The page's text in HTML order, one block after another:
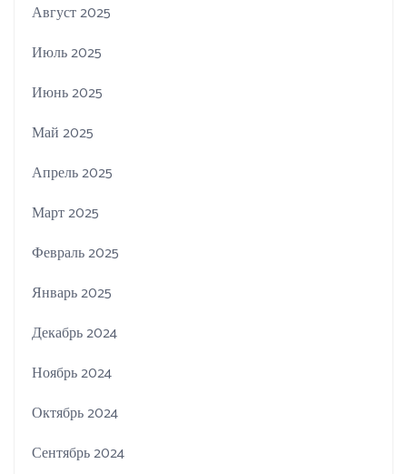
Август 2025
Июль 2025
Июнь 2025
Май 2025
Апрель 2025
Март 2025
Февраль 2025
Январь 2025
Декабрь 2024
Ноябрь 2024
Октябрь 2024
Сентябрь 2024